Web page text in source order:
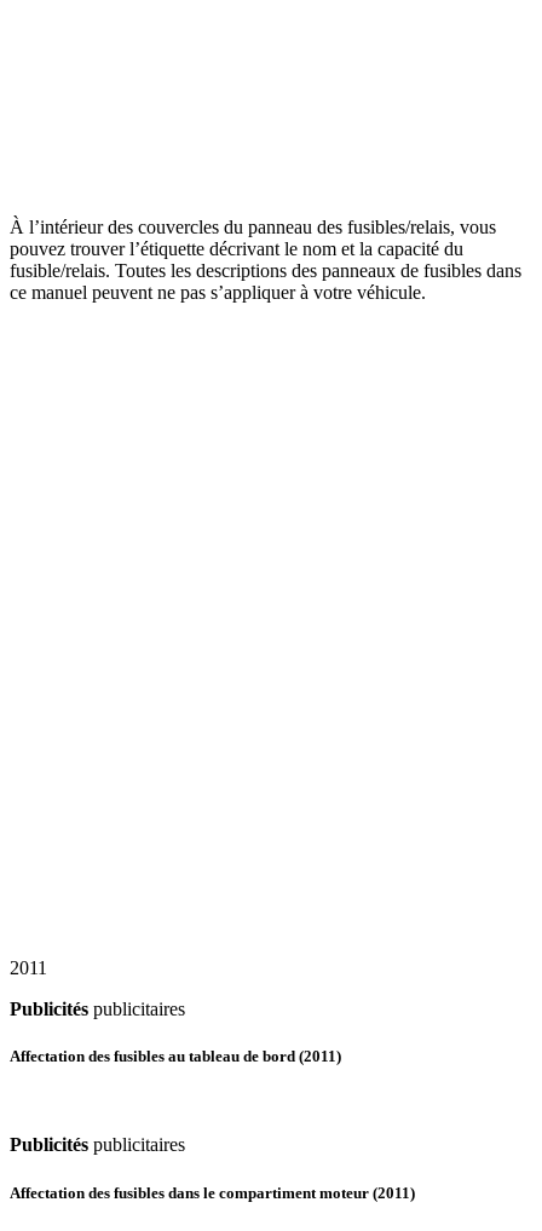
À l’intérieur des couvercles du panneau des fusibles/relais, vous
pouvez trouver l’étiquette décrivant le nom et la capacité du
fusible/relais. Toutes les descriptions des panneaux de fusibles dans
ce manuel peuvent ne pas s’appliquer à votre véhicule.
2011
Publicités publicitaires
Affectation des fusibles au tableau de bord (2011)
Publicités publicitaires
Affectation des fusibles dans le compartiment moteur (2011)